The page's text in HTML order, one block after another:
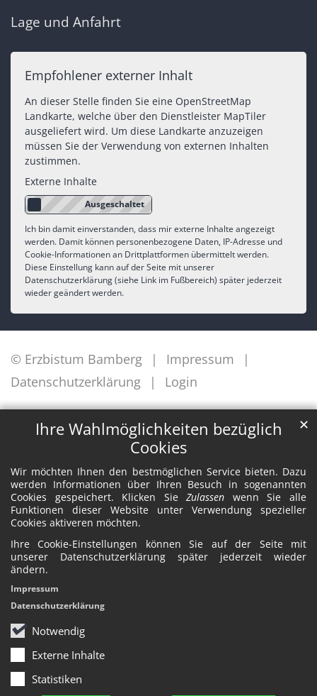
Ihre Wahlmöglichkeiten bezüglich
Cookies
Wir möchten Ihnen den bestmöglichen Service bieten. Dazu
werden Informationen über Ihren Besuch in sogenannten
Cookies gespeichert. Klicken SieZulassen wenn Sie alle
Funktionen dieser Website unter Verwendung spezieller
Cookies aktiveren möchten.
Ihre Cookie-Einstellungen können Sie auf der Seite mit
unserer Datenschutzerklärung später jederzeit wieder
ändern.
Notwendig
Externe Inhalte
Statistiken
✕
Impressum
Datenschutzerklärung
Lage und Anfahrt
Empfohlener externer Inhalt
An dieser Stelle finden Sie eine OpenStreetMap
Landkarte, welche über den Dienstleister MapTiler
ausgeliefert wird. Um diese Landkarte anzuzeigen
müssen Sie der Verwendung von externen Inhalten
zustimmen.
Externe Inhalte
Ich bin damit einverstanden, dass mir externe Inhalte angezeigt
werden. Damit können personenbezogene Daten, IP-Adresse und
Cookie-Informationen an Drittplattformen übermittelt werden.
Diese Einstellung kann auf der Seite mit unserer
Datenschutzerklärung (siehe Link im Fußbereich) später jederzeit
wieder geändert werden.
© Erzbistum Bamberg
Impressum
Datenschutzerklärung
Login